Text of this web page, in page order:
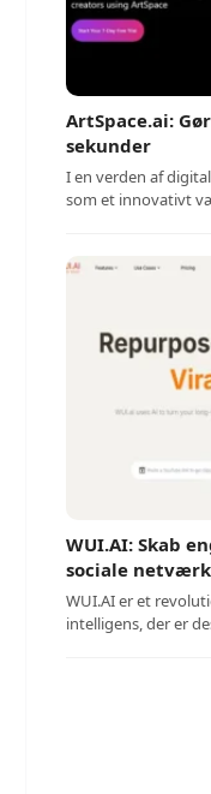
ArtSpace.ai:
sekunder
I en verden af
som et innovativt
WUI.AI: Skab
sociale netværk
WUI.AI er et
intelligens, der er